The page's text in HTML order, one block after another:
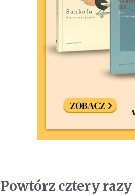
Powtórz cztery